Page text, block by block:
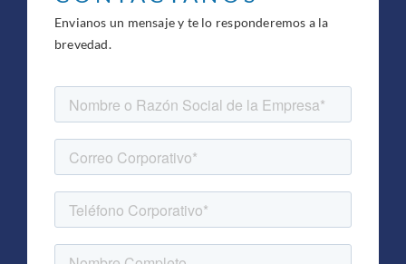
Envianos un mensaje y te lo responderemos a la
brevedad.